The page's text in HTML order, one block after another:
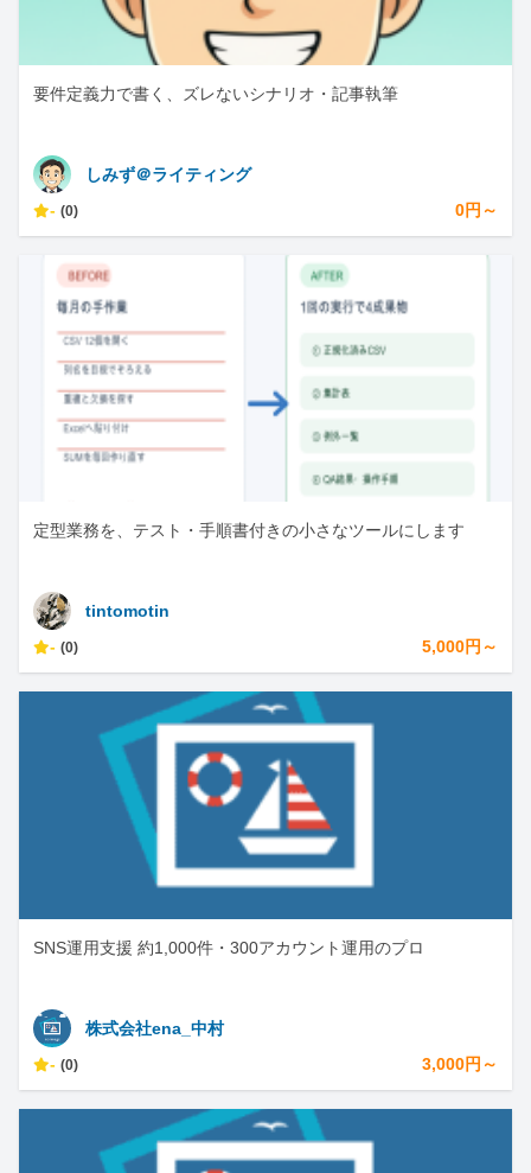
要件定義力で書く、ズレないシナリオ・記事執筆
しみず＠ライティング
- (0) 0円～
定型業務を、テスト・手順書付きの小さなツールにします
tintomotin
- (0) 5,000円～
SNS運用支援 約1,000件・300アカウント運用のプロ
株式会社ena_中村
- (0) 3,000円～